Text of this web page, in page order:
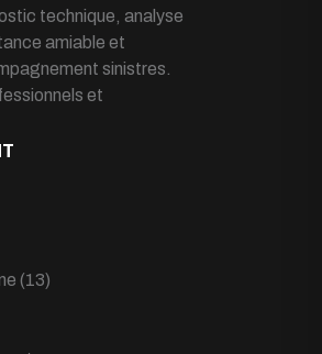
technique, analyse
amiable et
sinistres.
et
(13)